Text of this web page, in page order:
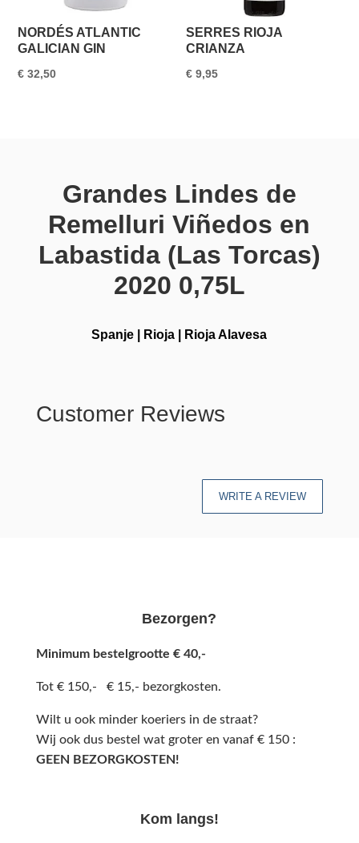
NORDÉS ATLANTIC
GALICIAN GIN
€ 32,50
SERRES RIOJA
CRIANZA
€ 9,95
Grandes Lindes de
Remelluri Viñedos en
Labastida (Las Torcas)
2020 0,75L
Spanje Rioja Rioja Alavesa
Customer Reviews
WRITE A REVIEW
Bezorgen?
Minimum bestelgrootte € 40,-
Tot € 150,- € 15,- bezorgkosten.
Wilt u ook minder koeriers in de straat?
Wij ook dus bestel wat groter en vanaf € 150 :
GEEN BEZORGKOSTEN!
Kom langs!